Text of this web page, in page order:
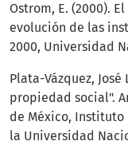
Ostrom, E. (2000).
evolución de las
2000, Universidad
Plata-Vázquez,
propiedad social".
de México, Instituto
la Universidad